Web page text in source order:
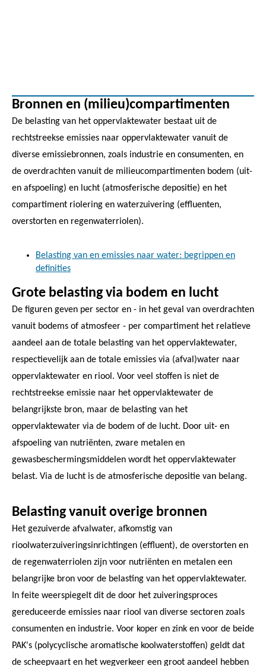
Bronnen en (milieu)compartimenten
De belasting van het oppervlaktewater bestaat uit de
rechtstreekse emissies naar oppervlaktewater vanuit de
diverse emissiebronnen, zoals industrie en consumenten, en
de overdrachten vanuit de milieucompartimenten bodem (uit-
en afspoeling) en lucht (atmosferische depositie) en het
compartiment riolering en waterzuivering (effluenten,
overstorten en regenwaterriolen).
Belasting van en emissies naar water: begrippen en
definities
Grote belasting via bodem en lucht
De figuren geven per sector en - in het geval van overdrachten
vanuit bodems of atmosfeer - per compartiment het relatieve
aandeel aan de totale belasting van het oppervlaktewater,
respectievelijk aan de totale emissies via (afval)water naar
oppervlaktewater en riool. Voor veel stoffen is niet de
rechtstreekse emissie naar het oppervlaktewater de
belangrijkste bron, maar de belasting van het
oppervlaktewater via de bodem of de lucht. Door uit- en
afspoeling van nutriënten, zware metalen en
gewasbeschermingsmiddelen wordt het oppervlaktewater
belast. Via de lucht is de atmosferische depositie van belang.
Belasting vanuit overige bronnen
Het gezuiverde afvalwater, afkomstig van
rioolwaterzuiveringsinrichtingen (effluent), de overstorten en
de regenwaterriolen zijn voor nutriënten en metalen een
belangrijke bron voor de belasting van het oppervlaktewater.
In feite weerspiegelt dit de door het zuiveringsproces
gereduceerde emissies naar riool van diverse sectoren zoals
consumenten en industrie. Voor koper en zink en voor de beide
PAK's (polycyclische aromatische koolwaterstoffen) geldt dat
de scheepvaart en het wegverkeer een groot aandeel hebben